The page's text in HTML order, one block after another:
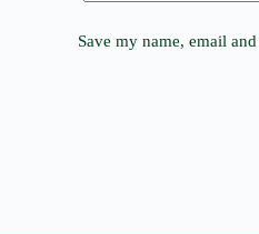
Save my name, email